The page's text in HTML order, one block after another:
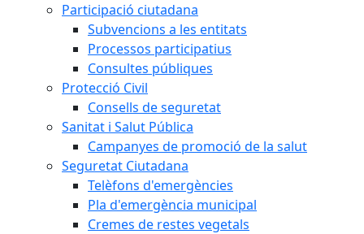
Participació ciutadana
Subvencions a les entitats
Processos participatius
Consultes públiques
Protecció Civil
Consells de seguretat
Sanitat i Salut Pública
Campanyes de promoció de la salut
Seguretat Ciutadana
Telèfons d'emergències
Pla d'emergència municipal
Cremes de restes vegetals